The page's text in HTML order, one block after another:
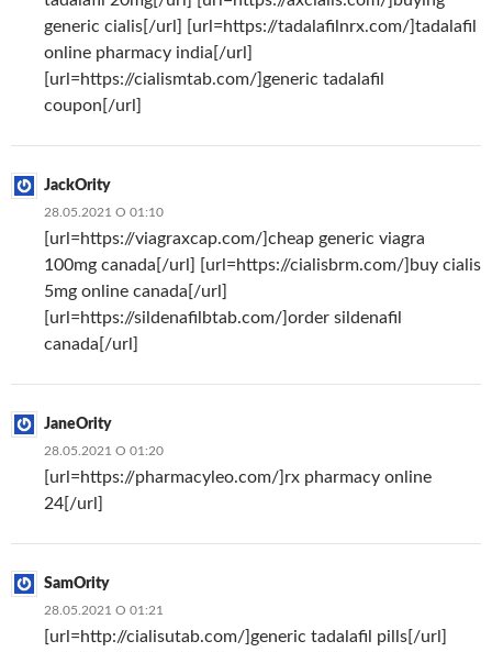
generic cialis[/url] [url=https://tadalafilnrx.com/]tadalafil
online pharmacy india[/url]
[url=https://cialismtab.com/]generic tadalafil
coupon[/url]
JackOrity
28.05.2021 О 01:10
[url=https://viagraxcap.com/]cheap generic viagra
100mg canada[/url] [url=https://cialisbrm.com/]buy cialis
5mg online canada[/url]
[url=https://sildenafilbtab.com/]order sildenafil
canada[/url]
JaneOrity
28.05.2021 О 01:20
[url=https://pharmacyleo.com/]rx pharmacy online
24[/url]
SamOrity
28.05.2021 О 01:21
[url=http://cialisutab.com/]generic tadalafil pills[/url]